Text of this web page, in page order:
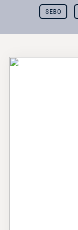
SEBO